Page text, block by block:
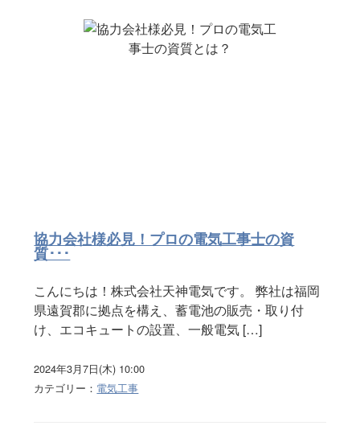
協力会社様必見！プロの電気工事士の資
質･･･
こんにちは！株式会社天神電気です。 弊社は福岡
県遠賀郡に拠点を構え、蓄電池の販売・取り付
け、エコキュートの設置、一般電気 […]
2024年3月7日(木) 10:00
カテゴリー： 電気工事